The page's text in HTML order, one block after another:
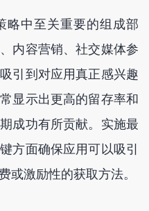
略中至关重要的组成部
内容营销、社交媒体参
引到对应用真正感兴趣
显示出更高的留存率和
成功有所贡献。实施最
方面确保应用可以吸引
或激励性的获取方法。